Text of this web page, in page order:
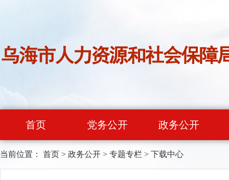
首页 党务公开 政务公开
当前位置： 首页 > 政务公开 > 专题专栏 > 下载中心